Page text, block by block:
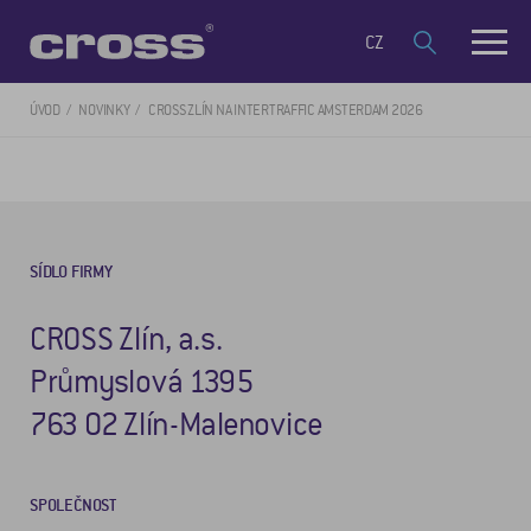
CZ
ÚVOD NOVINKY CROSS ZLÍN NA INTERTRAFFIC AMSTERDAM 2026
SÍDLO FIRMY
CROSS Zlín, a.s.
Průmyslová 1395
763 02 Zlín-Malenovice
SPOLEČNOST